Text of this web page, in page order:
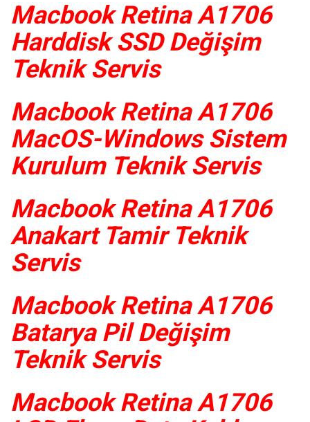
Macbook Retina A1706
Harddisk SSD Değişim
Teknik Servis
Macbook Retina A1706
MacOS-Windows Sistem
Kurulum Teknik Servis
Macbook Retina A1706
Anakart Tamir Teknik
Servis
Macbook Retina A1706
Batarya Pil Değişim
Teknik Servis
Macbook Retina A1706